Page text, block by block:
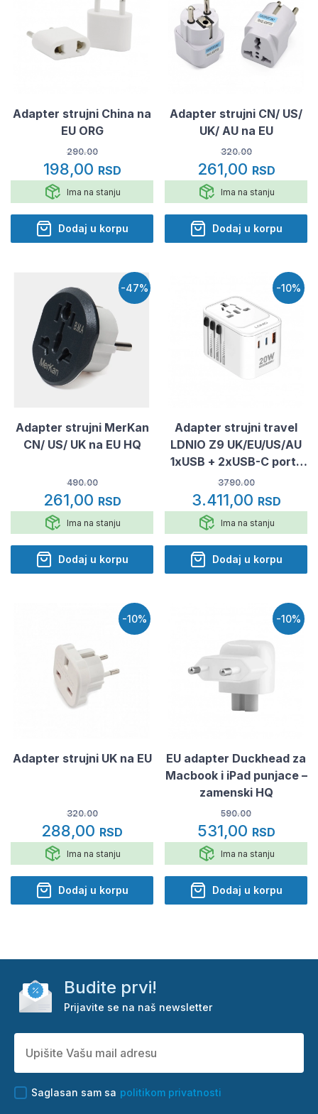
Adapter strujni China na
EU ORG
290.00
198,00 RSD
Ima na stanju
Dodaj u korpu
Adapter strujni CN/ US/
UK/ AU na EU
320.00
261,00 RSD
Ima na stanju
Dodaj u korpu
-47%
Adapter strujni MerKan
CN/ US/ UK na EU HQ
490.00
261,00 RSD
Ima na stanju
Dodaj u korpu
-10%
Adapter strujni travel
LDNIO Z9 UK/EU/US/AU
1xUSB + 2xUSB-C ports
20W beli
3790.00
3.411,00 RSD
Ima na stanju
Dodaj u korpu
-10%
Adapter strujni UK na EU
320.00
288,00 RSD
Ima na stanju
Dodaj u korpu
-10%
EU adapter Duckhead za
Macbook i iPad punjace –
zamenski HQ
590.00
531,00 RSD
Ima na stanju
Dodaj u korpu
Budite prvi!
Prijavite se na naš newsletter
Saglasan sam sa politikom privatnosti